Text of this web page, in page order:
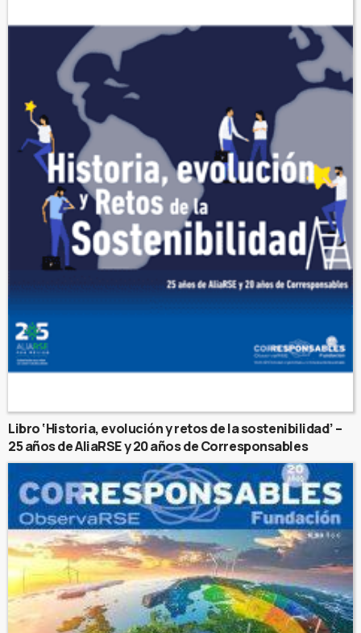
Libro ‘Historia, evolución y retos de la sostenibilidad’ –
25 años de AliaRSE y 20 años de Corresponsables